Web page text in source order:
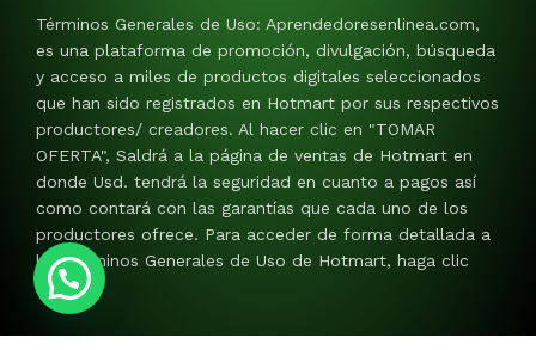
Términos Generales de Uso: Aprendedoresenlinea.com,
es una plataforma de promoción, divulgación, búsqueda
y acceso a miles de productos digitales seleccionados
que han sido registrados en Hotmart por sus respectivos
productores/ creadores. Al hacer clic en "TOMAR
OFERTA", Saldrá a la página de ventas de Hotmart en
donde Usd. tendrá la seguridad en cuanto a pagos así
como contará con las garantías que cada uno de los
productores ofrece. Para acceder de forma detallada a
los Términos Generales de Uso de Hotmart, haga clic
AQUI.